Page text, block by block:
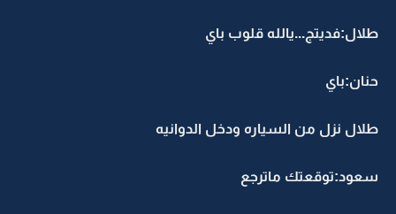
طلال:فديتج...يالله قلوب باي
حنان:باي
طلال نزل من السياره ودخل الدوانيه
سعود:توقعتك ماترجع